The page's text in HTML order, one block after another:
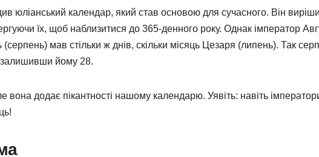
юліанський календар, який став основою для сучасного. Він
їх, щоб наблизитися до 365-денного року. Однак імператор
мав стільки ж днів, скільки місяць Цезаря (липень). Так
залишивши йому 28.
вона додає пікантності нашому календарю. Уявіть: навіть